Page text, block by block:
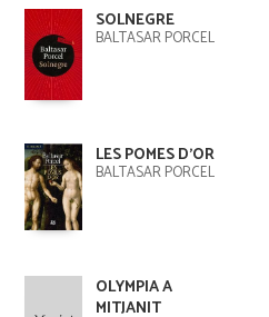
SOLNEGRE
BALTASAR PORCEL
LES POMES D'OR
BALTASAR PORCEL
OLYMPIA A
MITJANIT